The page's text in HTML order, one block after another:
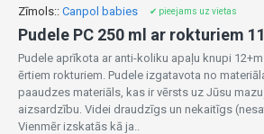
Zīmols:: Canpol babies ✔ pieejams uz vietas
Pudele PC 250 ml ar rokturiem
Pudele aprīkota ar anti-koliku apaļu knupi
ērtiem rokturiem. Pudele izgatavota no
paaudzes materiāls, kas ir vērsts uz Jūsu
aizsardzību. Videi draudzīgs un nekaitīgs
Vienmēr izskatās kā ja..